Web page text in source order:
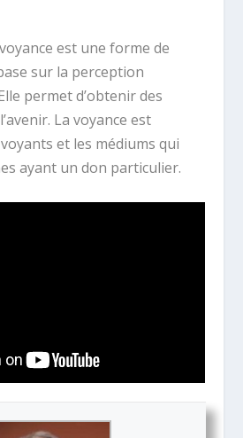
est une forme de
sur la perception
permet d’obtenir des
La voyance est
et les médiums qui
ayant un don particulier.